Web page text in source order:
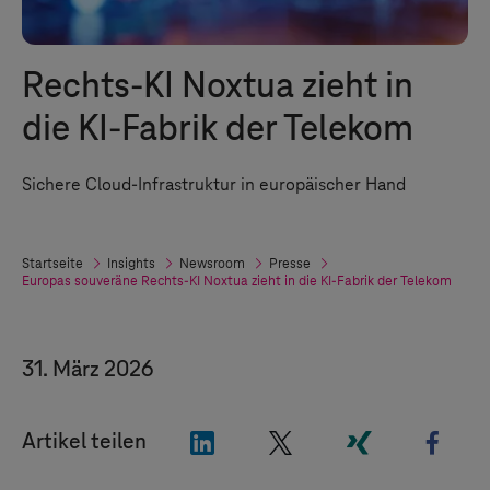
Rechts-KI Noxtua zieht in
die KI-Fabrik der Telekom
Sichere Cloud-Infrastruktur in europäischer Hand
Startseite Insights Newsroom
Presse
Europas souveräne Rechts-KI Noxtua zieht in die KI-Fabrik der Telekom
31. März 2026
Artikel teilen "LinkedIn" "Xing"